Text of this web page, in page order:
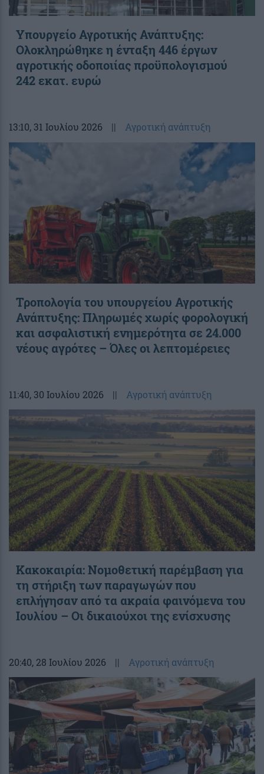
Υπουργείο Αγροτικής Ανάπτυξης:
Ολοκληρώθηκε η ένταξη 446 έργων
αγροτικής οδοποιίας προϋπολογισμού
242 εκατ. ευρώ
13:10, 31 Ιουλίου 2026 || Αγροτική ανάπτυξη
Τροπολογία του υπουργείου Αγροτικής
Ανάπτυξης: Πληρωμές χωρίς φορολογική
και ασφαλιστική ενημερότητα σε 24.000
νέους αγρότες – Όλες οι λεπτομέρειες
11:40, 30 Ιουλίου 2026 || Αγροτική ανάπτυξη
Κακοκαιρία: Νομοθετική παρέμβαση για
τη στήριξη των παραγωγών που
επλήγησαν από τα ακραία φαινόμενα του
Ιουλίου – Οι δικαιούχοι της ενίσχυσης
20:40, 28 Ιουλίου 2026 || Αγροτική ανάπτυξη